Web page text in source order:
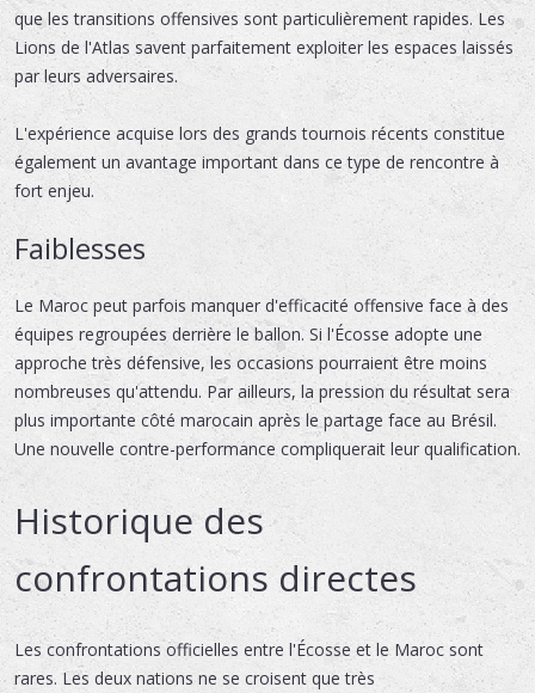
que les transitions offensives sont particulièrement rapides. Les
Lions de l'Atlas savent parfaitement exploiter les espaces laissés
par leurs adversaires.
L'expérience acquise lors des grands tournois récents constitue
également un avantage important dans ce type de rencontre à
fort enjeu.
Faiblesses
Le Maroc peut parfois manquer d'efficacité offensive face à des
équipes regroupées derrière le ballon. Si l'Écosse adopte une
approche très défensive, les occasions pourraient être moins
nombreuses qu'attendu. Par ailleurs, la pression du résultat sera
plus importante côté marocain après le partage face au Brésil.
Une nouvelle contre-performance compliquerait leur qualification.
Historique des
confrontations directes
Les confrontations officielles entre l'Écosse et le Maroc sont
rares. Les deux nations ne se croisent que très